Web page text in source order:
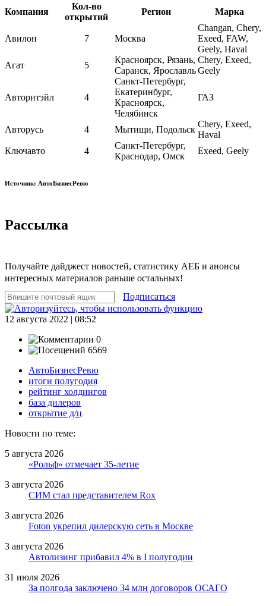
Компания
Кол-во
открытий
Регион Марка
Авилон 7 Москва
Changan, Chery,
Exeed, FAW,
Geely, Haval
Агат
5
Красноярск, Рязань,
Саранск, Ярославль
Chery, Exeed,
Geely
Авторитэйл 4
Санкт-Петербург,
Екатеринбург,
Красноярск,
Челябинск
ГАЗ
Авторусь 4 Мытищи, Подольск
Chery, Exeed,
Haval
Ключавто
4
Санкт-Петербург,
Краснодар, Омск
Exeed, Geely
Источник: АвтоБизнесРевю
Рассылка
Получайте дайджест новостей, статистику АЕБ и анонсы
интересных материалов раньше остальных!
Подписаться
12 августа 2022 | 08:52
0
6569
АвтоБизнесРевю
итоги полугодия
рейтинг холдингов
база дилеров
открытие д/ц
Новости по теме:
5 августа 2026
«Рольф» отмечает 35-летие
3 августа 2026
СИМ стал представителем Rox
3 августа 2026
Foton укрепил дилерскую сеть в Москве
3 августа 2026
Автолизинг прибавил 4% в I полугодии
31 июля 2026
За полгода заключено 34 млн договоров ОСАГО